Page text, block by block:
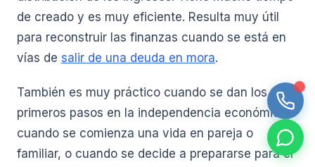
de creado y es muy eficiente. Resulta muy útil
para reconstruir las finanzas cuando se está en
vías de salir de una deuda en mora.
También es muy práctico cuando se dan los
primeros pasos en la independencia económica,
cuando se comienza una vida en pareja o
familiar, o cuando se decide a prepararse para el